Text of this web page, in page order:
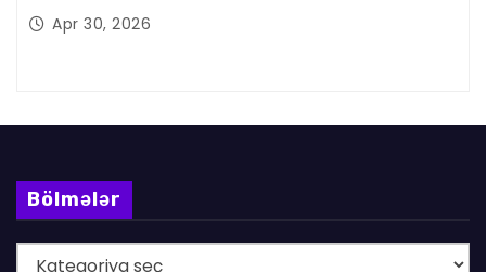
Apr 30, 2026
Bölmələr